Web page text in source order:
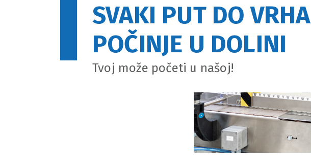
SVAKI PUT DO VRHA
POČINJE U DOLINI
Tvoj može početi u našoj!